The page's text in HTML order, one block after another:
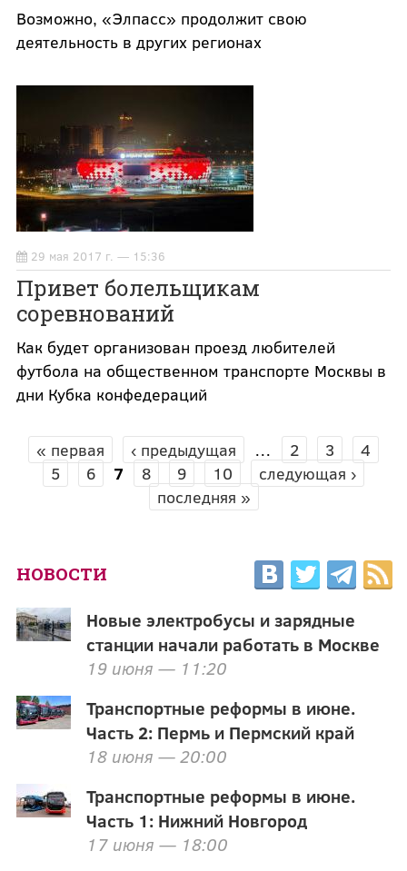
Возможно, «Элпасс» продолжит свою
деятельность в других регионах
29 мая 2017 г. — 15:36
Привет болельщикам
соревнований
Как будет организован проезд любителей
футбола на общественном транспорте Москвы в
дни Кубка конфедераций
СТРАНИЦЫ
« первая ‹ предыдущая … 2 3
4
5
6 7 8 9 10
следующая ›
последняя »
НОВОСТИ
Новые электробусы и зарядные
станции начали работать в Москве
19 июня — 11:20
Транспортные реформы в июне.
Часть 2: Пермь и Пермский край
18 июня — 20:00
Транспортные реформы в июне.
Часть 1: Нижний Новгород
17 июня — 18:00